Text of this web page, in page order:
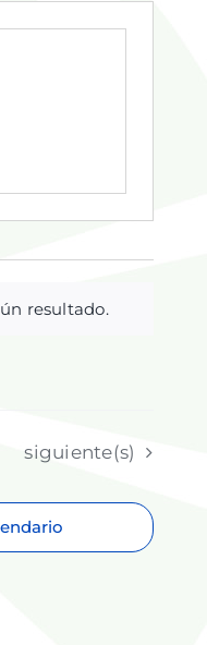
resultado.
Eventos
siguiente(s)